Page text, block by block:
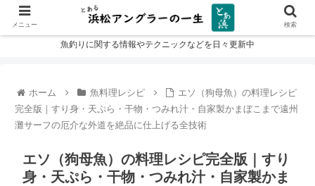
魚釣りに関する情報やテクニックなどを日々更新中
ホーム 魚料理レシピ
エソ（狗母魚）の料理レシピ
完全版｜すり身・天ぷら・干物・つみれ汁・自家製かまぼこまで遠州
灘サーフの厄介な外道を絶品に仕上げる全技術
エソ（狗母魚）の料理レシピ完全版｜すり
身・天ぷら・干物・つみれ汁・自家製かま
メニュー 検索